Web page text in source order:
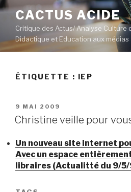
Aller
contenu
principal
CACTUS ACIDE
Critique des Actus/ Analyse Culture
Didactique et Education aux médias
ÉTIQUETTE : IEP
PUBLIÉ
LE
9 MAI 2009
Christine veille pour
Un nouveau site internet
Avec un espace
libraires (Actualitté du 9/5/